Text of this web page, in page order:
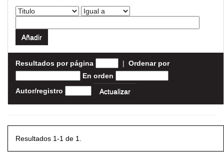
Resultados por página | Ordenar por
En orden
Autor/registro
Resultados 1-1 de 1.